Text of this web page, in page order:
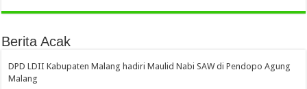
Berita Acak
DPD LDII Kabupaten Malang hadiri Maulid Nabi SAW di Pendopo Agung
Malang